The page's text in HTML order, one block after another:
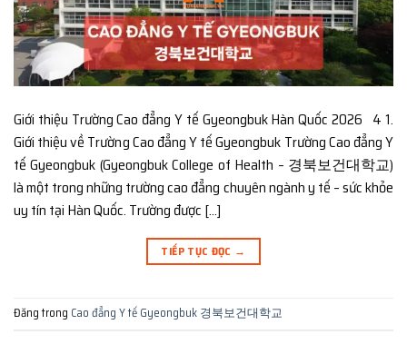
Giới thiệu Trường Cao đẳng Y tế Gyeongbuk Hàn Quốc 2026 4 1.
Giới thiệu về Trường Cao đẳng Y tế Gyeongbuk Trường Cao đẳng Y
tế Gyeongbuk (Gyeongbuk College of Health – 경북보건대학교)
là một trong những trường cao đẳng chuyên ngành y tế – sức khỏe
uy tín tại Hàn Quốc. Trường được […]
TIẾP TỤC ĐỌC →
Đăng trong Cao đẳng Y tế Gyeongbuk 경북보건대학교